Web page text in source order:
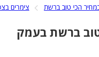
הכי טוב ברשת צימרים
טוב ברשת בעמק